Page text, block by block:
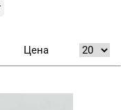
Цена